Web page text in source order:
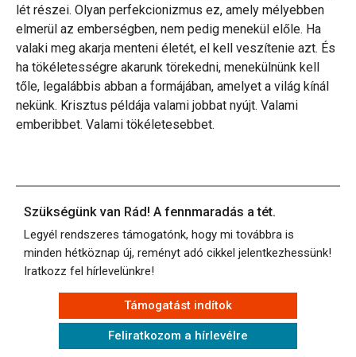
lét részei. Olyan perfekcionizmus ez, amely mélyebben
elmerül az emberségben, nem pedig menekül előle. Ha
valaki meg akarja menteni életét, el kell veszítenie azt. És
ha tökéletességre akarunk törekedni, menekülnünk kell
tőle, legalábbis abban a formájában, amelyet a világ kínál
nekünk. Krisztus példája valami jobbat nyújt. Valami
emberibbet. Valami tökéletesebbet.
Szükségünk van Rád! A fennmaradás a tét.
Legyél rendszeres támogatónk, hogy mi továbbra is
minden hétköznap új, reményt adó cikkel jelentkezhessünk!
Iratkozz fel hírlevelünkre!
Támogatást indítok
Feliratkozom a hírlevélre